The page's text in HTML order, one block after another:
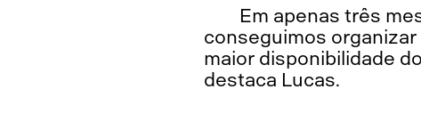
Em apenas três
conseguimos
maior disponibilidade
destaca Lucas.